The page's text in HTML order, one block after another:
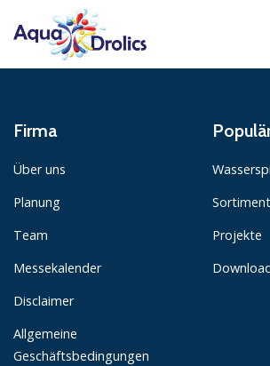
Firma
Über uns
Planung
Team
Messekalender
Disclaimer
Allgemeine
Geschäftsbedingungen
Sortiment
Projekte